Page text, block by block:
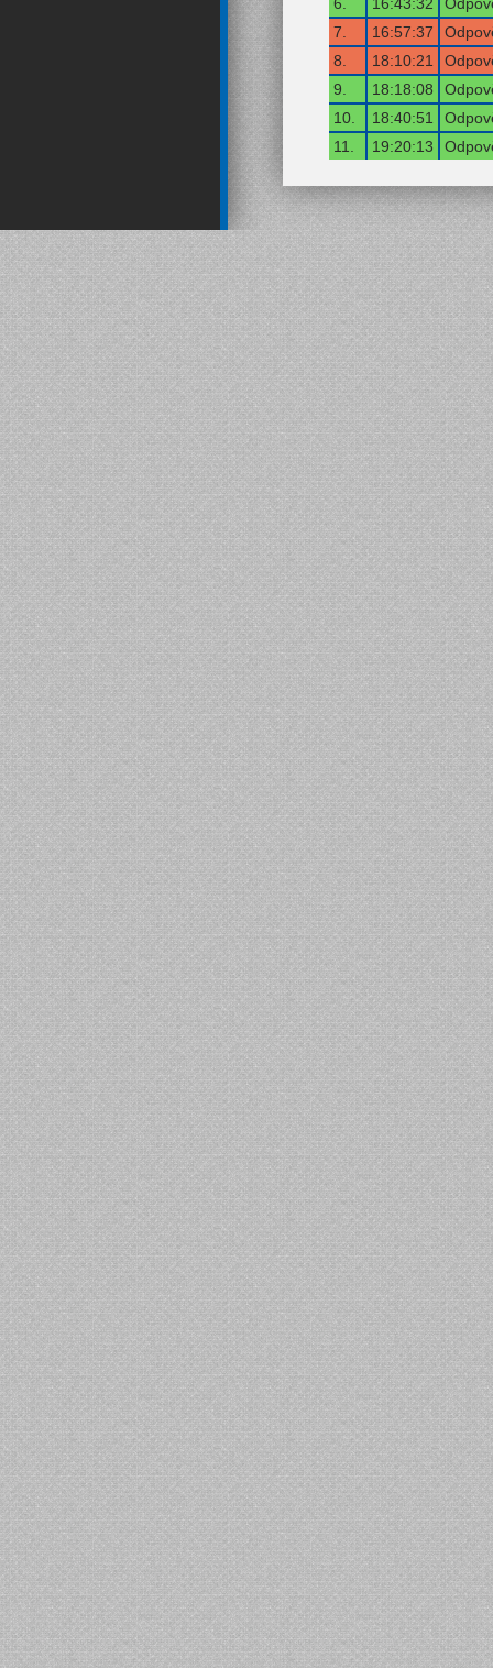
7.
16:57:37
8.
18:10:21
9.
18:18:08
10.
18:40:51
11.
19:20:13